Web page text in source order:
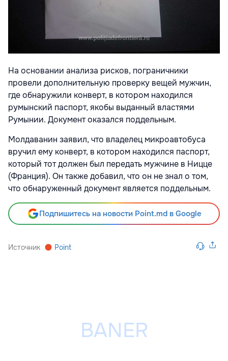
На основании анализа рисков, пограничники
провели дополнительную проверку вещей мужчин,
где обнаружили конверт, в котором находился
румынский паспорт, якобы выданный властями
Румынии. Документ оказался поддельным.
Молдаванин заявил, что владелец микроавтобуса
вручил ему конверт, в котором находился паспорт,
который тот должен был передать мужчине в Ницце
(Франция). Он также добавил, что он не знал о том,
что обнаруженный документ является поддельным.
Подпишитесь на новости Point.md в Google
Источник Point